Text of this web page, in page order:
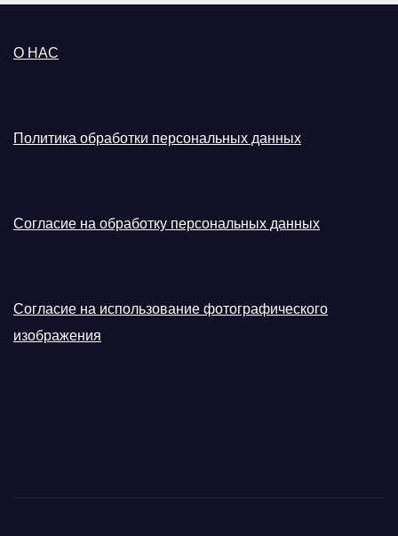
О НАС
Политика обработки персональных данных
Согласие на обработку персональных данных
Согласие на использование фотографического
изображения